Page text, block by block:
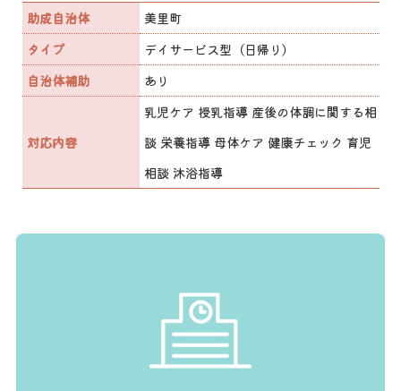
助成自治体
美里町
タイプ
デイサービス型（日帰り）
自治体補助
あり
対応内容
乳児ケア 授乳指導 産後の体調に関する相
談 栄養指導 母体ケア 健康チェック 育児
相談 沐浴指導